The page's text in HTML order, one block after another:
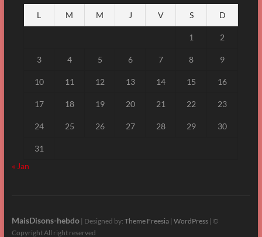
L M M J V S D
1 2
3 4 5 6 7 8 9
10 11 12 13 14 15 16
17 18 19 20 21 22 23
24 25 26 27 28 29 30
31
« Jan
MaisDisons-hebdo| Designed by: Theme Freesia| WordPress| ©
Copyright All right reserved